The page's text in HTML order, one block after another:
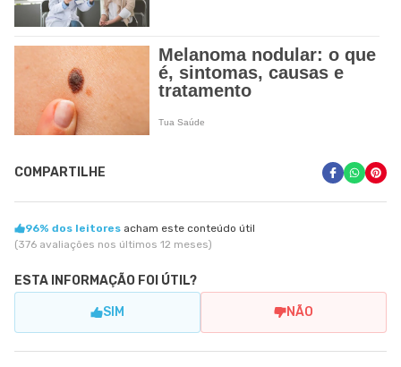
COMPARTILHE
96% dos leitores acham este conteúdo útil
(376 avaliações nos últimos 12 meses)
ESTA INFORMAÇÃO FOI ÚTIL?
SIM NÃO